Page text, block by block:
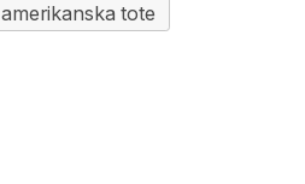
amerikanska tote